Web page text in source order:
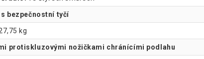
bezpečnostní tyčí
kg
protiskluzovými nožičkami chránícími podlahu